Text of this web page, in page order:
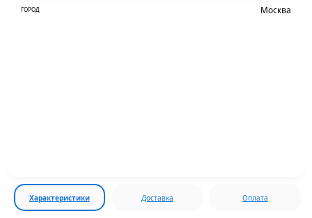
ГОРОД Москва
Характеристики Доставка Оплата